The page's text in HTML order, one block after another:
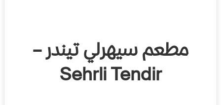
مطعم سيهرلي تيندر –
Sehrli Tendir